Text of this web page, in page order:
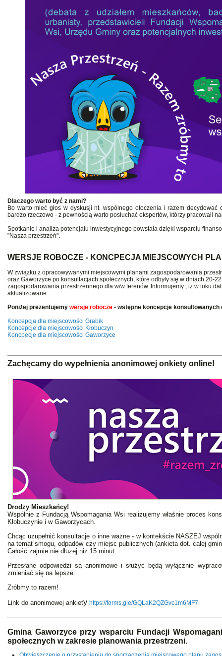
Dlaczego warto być z nami?
Bo warto mieć głos w dyskusji nt. wspólnego otoczenia i razem decydować
bardzo rzeczowo - z pewnością warto posłuchać ekspertów, którzy pracowali
Spotkanie i analiza potencjału inwestycyjnego powstała dzięki wsparciu
"Nasza przestrzeń".
WERSJE ROBOCZE - KONCPECJA MIEJSCOWYCH
W związku z opracowywanymi miejscowymi planami zagospodarowania
oraz Gaworzyce po konsultacjach społecznych, które odbyły się w dniach 20-
zagospodarowania przestrzennego dla w/w terenów. Informujemy , iż w toku
aktualizowane.
Poniżej prezentujemy wersje robocze - wstępne koncepcje konsultowanych
Koncepcja dla miejscowości Grabik
Koncepcje dla miejscowości Kłobuczyn
Koncpecje dla miejscowości Gaworzyce
Zachęcamy do wypełnienia anonimowej onkiety online!
Drodzy Mieszkańcy!
Wspólnie z Fundacją Wspomagania Wsi realizujemy właśnie proces
Kłobuczynie i w Gaworzycach.
Chcąc uzupełnić konsultacje o inne ważne - w kontekście NASZEJ
na temat smogu, odpadów czy miejsc publicznych (ankieta dot. całej
Całość zajmie nie dłużej niż 15 minut.
Przesłane odpowiedzi są anonimowe i służyć będą wyłącznie
zmieniać się na lepsze.
Zróbmy to razem!
Link do anonimowej ankiety https://forms.gle/GQLaK2QZGvc1m6MF7
Gmina Gaworzyce przy wsparciu Fundacji
społecznych w zakresie planowania przestrzeni.